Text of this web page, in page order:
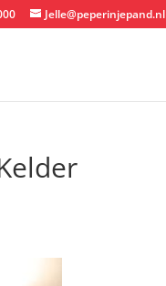
Jelle@peperinjepand.nl